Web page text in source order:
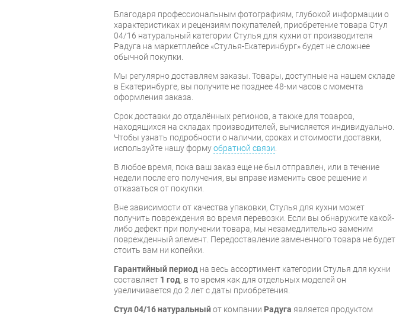
Благодаря профессиональным фотографиям, глубокой информации о
характеристиках и рецензиям покупателей, приобретение товара Стул
04/16 натуральный категории Стулья для кухни от производителя
Радуга на маркетплейсе «Стулья-Екатеринбург» будет не сложнее
обычной покупки.
Мы регулярно доставляем заказы. Товары, доступные на нашем складе
в Екатеринбурге, вы получите не позднее 48-ми часов с момента
оформления заказа.
Срок доставки до отдалённых регионов, а также для товаров,
находящихся на складах производителей, вычисляется индивидуально.
Чтобы узнать подробности о наличии, сроках и стоимости доставки,
используйте нашу формуобратной связи
В любое время, пока ваш заказ еще не был отправлен, или в течение
недели после его получения, вы вправе изменить свое решение и
отказаться от покупки.
Вне зависимости от качества упаковки, Стулья для кухни может
получить повреждения во время перевозки. Если вы обнаружите какой-
либо дефект при получении товара, мы незамедлительно заменим
поврежденный элемент. Передоставление замененного товара не будет
стоить вам ни копейки.
Гарантийный период на весь ассортимент категории Стулья для кухни
составляет 1 год, в то время как для отдельных моделей он
увеличивается до 2 лет с даты приобретения.
Стул 04/16 натуральныйот компании Радуга является продуктом